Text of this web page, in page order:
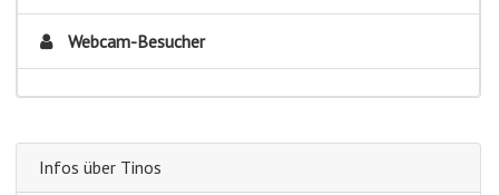
Webcam-Besucher
Infos über Tinos